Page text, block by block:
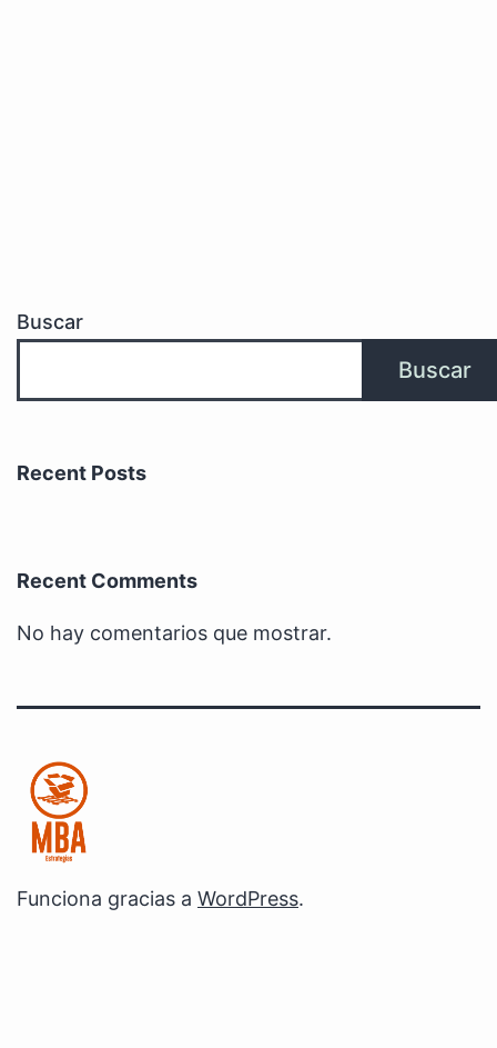
Buscar
Buscar
Recent Posts
Recent Comments
No hay comentarios que mostrar.
Funciona gracias a WordPress.